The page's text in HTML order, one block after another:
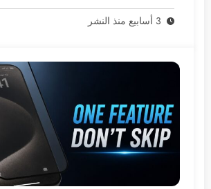
3 أسابيع منذ النشر